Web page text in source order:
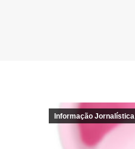
Informação Jornalística